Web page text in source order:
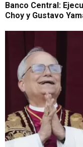
Banco Central:
Choy y Gustavo